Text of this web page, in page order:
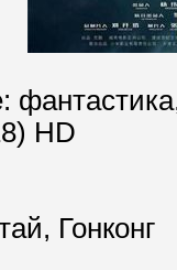
HD
Гонконг